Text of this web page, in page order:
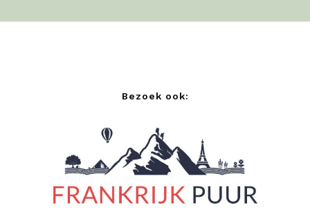
Bezoek ook: